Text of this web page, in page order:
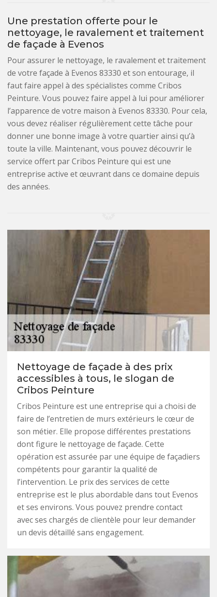
Une prestation offerte pour le
nettoyage, le ravalement et traitement
de façade à Evenos
Pour assurer le nettoyage, le ravalement et traitement
de votre façade à Evenos 83330 et son entourage, il
faut faire appel à des spécialistes comme Cribos
Peinture. Vous pouvez faire appel à lui pour améliorer
l’apparence de votre maison à Evenos 83330. Pour cela,
vous devez réaliser régulièrement cette tâche pour
donner une bonne image à votre quartier ainsi qu’à
toute la ville. Maintenant, vous pouvez découvrir le
service offert par Cribos Peinture qui est une
entreprise active et œuvrant dans ce domaine depuis
des années.
Nettoyage de façade à des prix
accessibles à tous, le slogan de
Cribos Peinture
Cribos Peinture est une entreprise qui a choisi de
faire de l’entretien de murs extérieurs le cœur de
son métier. Elle propose différentes prestations
dont figure le nettoyage de façade. Cette
opération est assurée par une équipe de façadiers
compétents pour garantir la qualité de
l’intervention. Le prix des services de cette
entreprise est le plus abordable dans tout Evenos
et ses environs. Vous pouvez prendre contact
avec ses chargés de clientèle pour leur demander
un devis détaillé sans engagement.